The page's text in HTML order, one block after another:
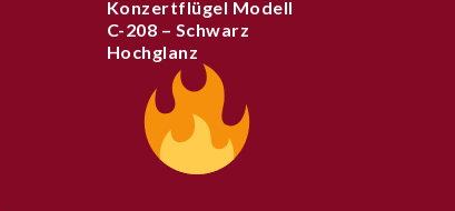
Konzertflügel Modell
C-208 – Schwarz
Hochglanz